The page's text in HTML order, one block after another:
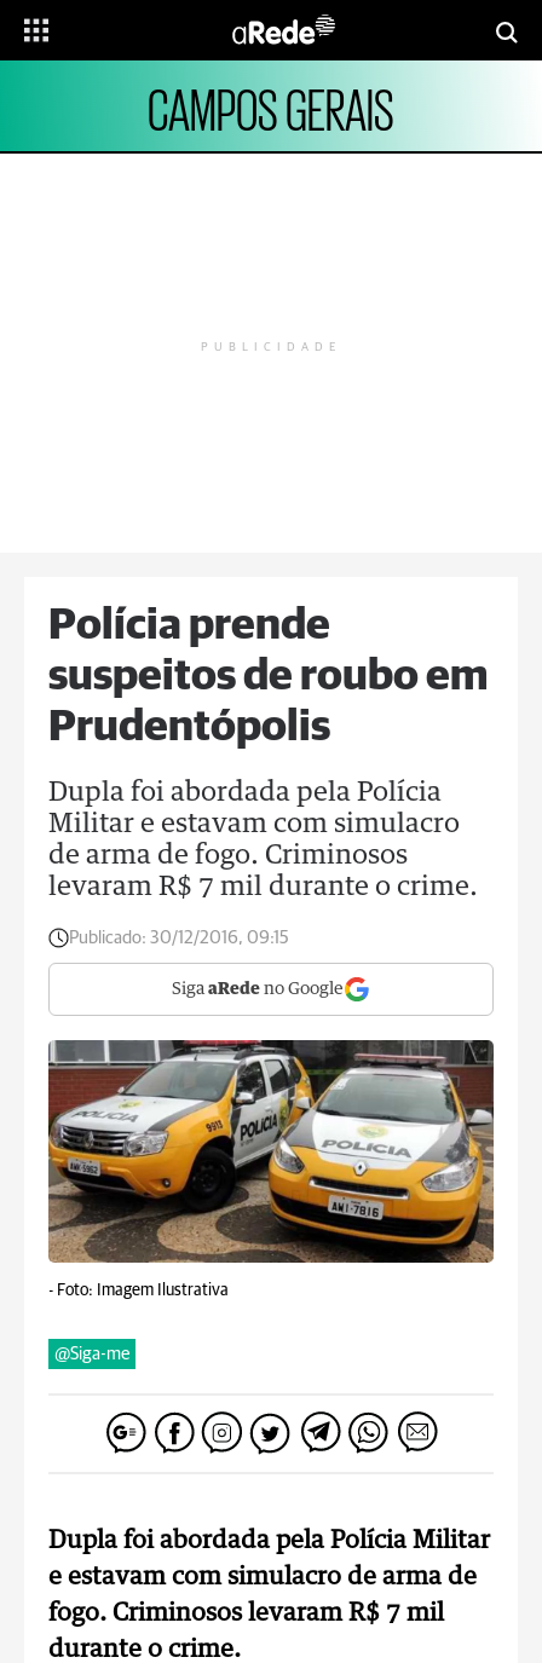
CAMPOS GERAIS
PUBLICIDADE
Polícia prende
suspeitos de roubo em
Prudentópolis
Dupla foi abordada pela Polícia
Militar e estavam com simulacro
de arma de fogo. Criminosos
levaram R$ 7 mil durante o crime.
Publicado: 30/12/2016, 09:15
Siga aRede no Google
- Foto: Imagem Ilustrativa
@Siga-me
Dupla foi abordada pela Polícia Militar
e estavam com simulacro de arma de
fogo. Criminosos levaram R$ 7 mil
durante o crime.